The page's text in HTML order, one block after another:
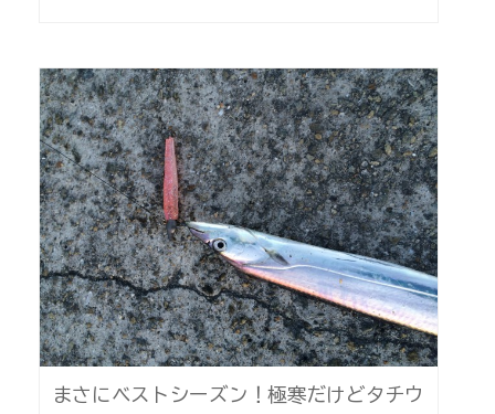
まさにベストシーズン！極寒だけどタチウ